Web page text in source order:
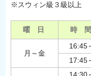
※スウィン級３級以上
曜 日 時 間
月～金
16:45
17:45